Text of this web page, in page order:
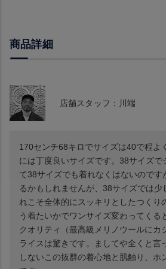
商品詳細
店舗スタッフ：川端
170センチ68キロでサイズは40で程よ
には丁度良いサイズです。38サイズで
て38サイズでも着れなくはないのです
るかもしれませんが、38サイズでは少
れこそ全体的にスッキリとしたつくり
う着たいかでワンサイズ変わってくる
クオリティ（最高級メリノウールにカ
ライスは驚きです。ましてや全くと言
しないこの抜群の着心地と肌触り、ホ